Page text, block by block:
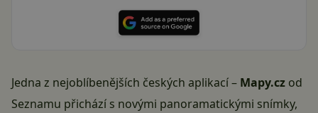
Jedna z nejoblíbenějších českých aplikací – Mapy.cz od
Seznamu přichází s novými panoramatickými snímky,